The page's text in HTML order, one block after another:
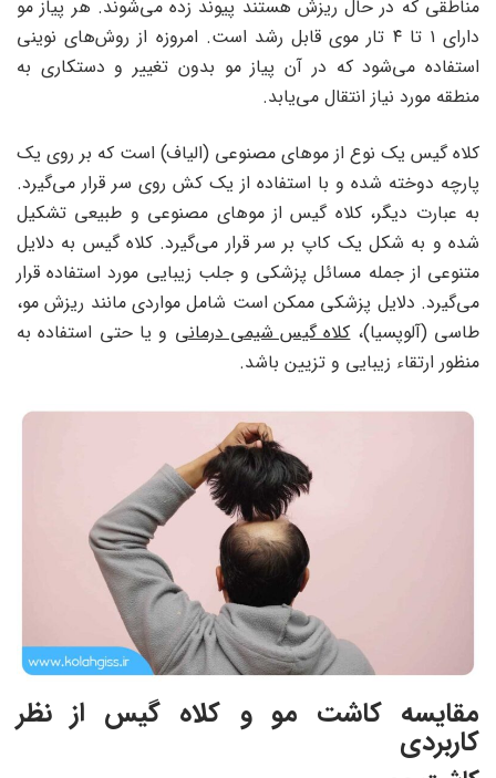
مناطقی که در حال ریزش هستند پیوند زده می‌شوند. هر پیاز مو
دارای ۱ تا ۴ تار موی قابل رشد است. امروزه از روش‌های نوینی
استفاده می‌شود که در آن پیاز مو بدون تغییر و دستکاری به
منطقه مورد نیاز انتقال می‌یابد.
کلاه گیس یک نوع از موهای مصنوعی (الیاف) است که بر روی یک
پارچه دوخته شده و با استفاده از یک کش روی سر قرار می‌گیرد.
به عبارت دیگر، کلاه گیس از موهای مصنوعی و طبیعی تشکیل
شده و به شکل یک کاپ بر سر قرار می‌گیرد. کلاه گیس به دلایل
متنوعی از جمله مسائل پزشکی و جلب زیبایی مورد استفاده قرار
می‌گیرد. دلایل پزشکی ممکن است شامل مواردی مانند ریزش مو،
طاسی (آلوپسیا)،کلاه گیس شیمی درمانی و یا حتی استفاده به
منظور ارتقاء زیبایی و تزیین باشد.
مقایسه کاشت مو و کلاه گیس از نظر
کاربردی